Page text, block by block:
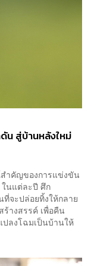
น สู่บ้านหลังใหม่
สำคัญของการแข่งขัน
นแต่ละปี ศึก
จะปล่อยทิ้งให้กลาย
ร้างสรรค์ เพื่อคืน
ลงโฉมเป็นบ้านให้